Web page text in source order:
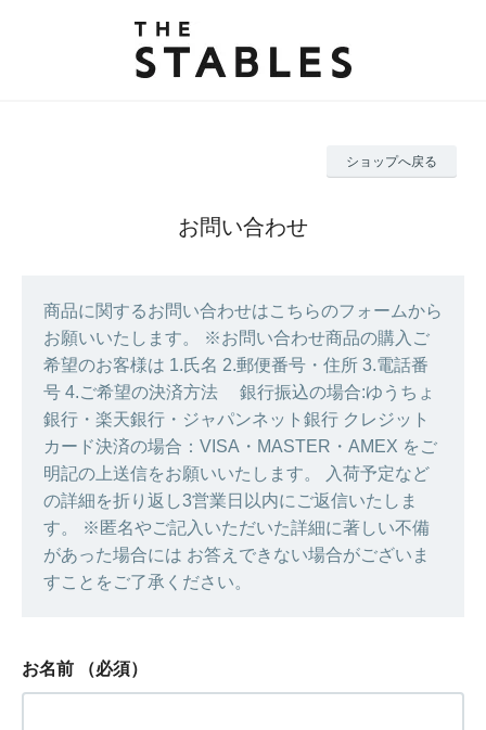
ショップへ戻る
お問い合わせ
商品に関するお問い合わせはこちらのフォームから
お願いいたします。 ※お問い合わせ商品の購入ご
希望のお客様は 1.氏名 2.郵便番号・住所 3.電話番
号 4.ご希望の決済方法 銀行振込の場合:ゆうちょ
銀行・楽天銀行・ジャパンネット銀行 クレジット
カード決済の場合：VISA・MASTER・AMEX をご
明記の上送信をお願いいたします。 入荷予定など
の詳細を折り返し3営業日以内にご返信いたしま
す。 ※匿名やご記入いただいた詳細に著しい不備
があった場合には お答えできない場合がございま
すことをご了承ください。
お名前 （必須）